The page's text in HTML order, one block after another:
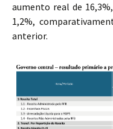
aumento real de
1,2%,
anterior.